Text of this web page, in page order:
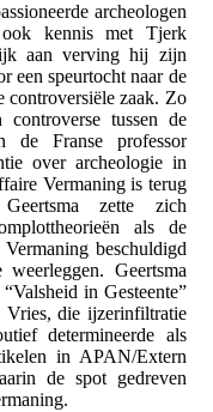
archeologen
kennis met Tjerk
aan verving hij zijn
een speurtocht naar de
controversiële zaak. Zo
tussen de
de Franse professor
over archeologie in
Vermaning is terug
zette zich
als de
beschuldigd
Geertsma
in Gesteente”
Vries, die ijzerinfiltratie
determineerde als
in APAN/Extern
de spot gedreven